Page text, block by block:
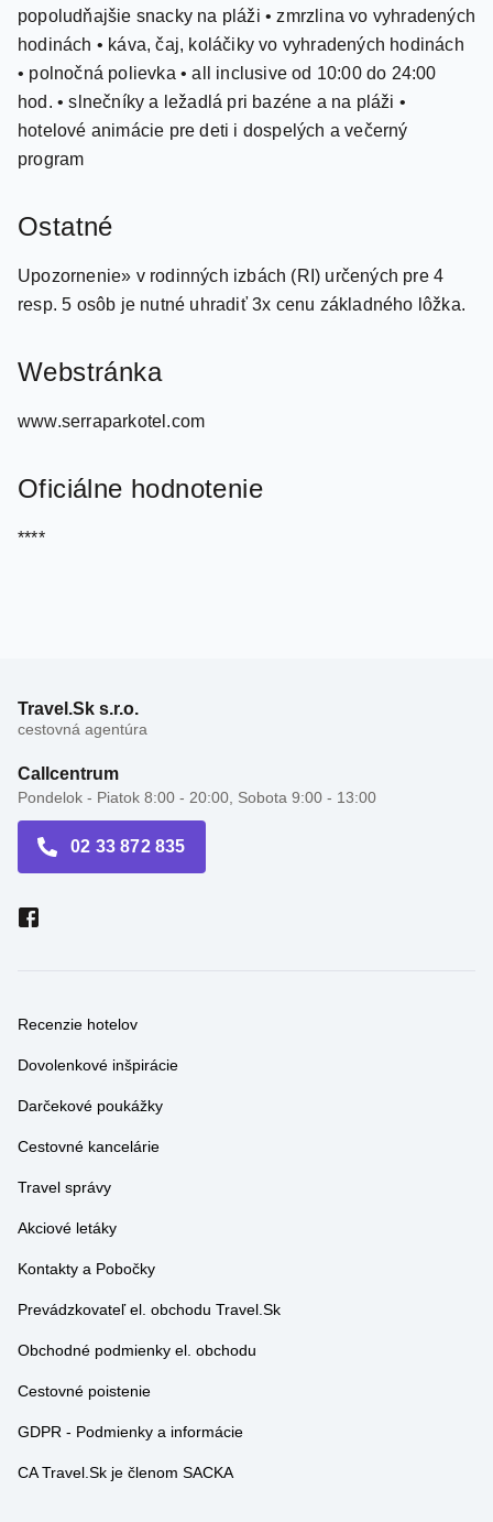
popoludňajšie snacky na pláži • zmrzlina vo vyhradených
hodinách • káva, čaj, koláčiky vo vyhradených hodinách
• polnočná polievka • all inclusive od 10:00 do 24:00
hod. • slnečníky a ležadlá pri bazéne a na pláži •
hotelové animácie pre deti i dospelých a večerný
program
Ostatné
Upozornenie» v rodinných izbách (RI) určených pre 4
resp. 5 osôb je nutné uhradiť 3x cenu základného lôžka.
Webstránka
www.serraparkotel.com
Oficiálne hodnotenie
****
Travel.Sk s.r.o.
cestovná agentúra
Callcentrum
Pondelok - Piatok 8:00 - 20:00, Sobota 9:00 - 13:00
02 33 872 835
Recenzie hotelov
Dovolenkové inšpirácie
Darčekové poukážky
Cestovné kancelárie
Travel správy
Akciové letáky
Kontakty a Pobočky
Prevádzkovateľ el. obchodu Travel.Sk
Obchodné podmienky el. obchodu
Cestovné poistenie
GDPR - Podmienky a informácie
CA Travel.Sk je členom SACKA